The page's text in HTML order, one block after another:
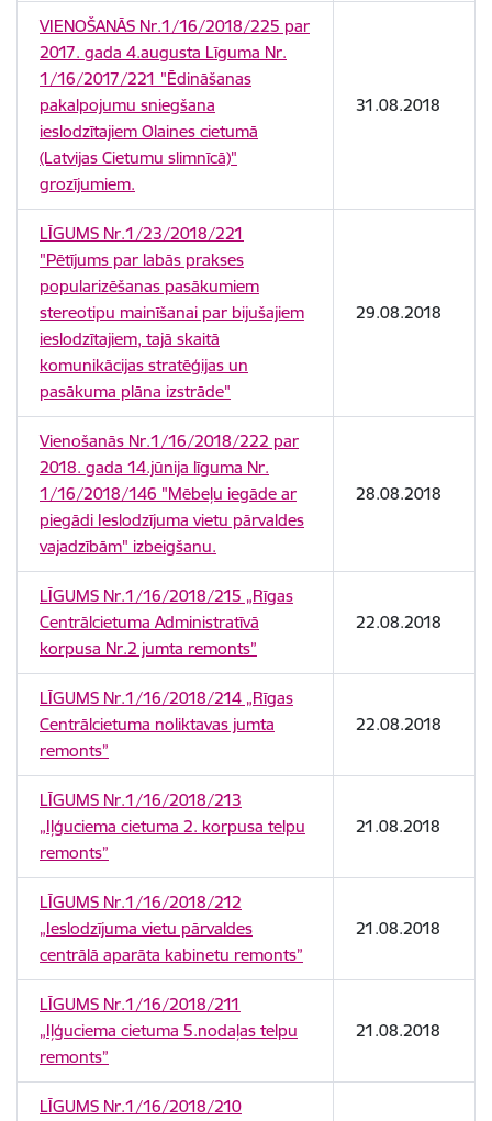
VIENOŠANĀS Nr.1/16/2018/225 par
2017. gada 4.augusta Līguma Nr.
1/16/2017/221 "Ēdināšanas
pakalpojumu sniegšana
ieslodzītajiem Olaines cietumā
(Latvijas Cietumu slimnīcā)"
grozījumiem.
31.08.2018
LĪGUMS Nr.1/23/2018/221
"Pētījums par labās prakses
popularizēšanas pasākumiem
stereotipu mainīšanai par bijušajiem
ieslodzītajiem, tajā skaitā
komunikācijas stratēģijas un
pasākuma plāna izstrāde"
29.08.2018
Vienošanās Nr.1/16/2018/222 par
2018. gada 14.jūnija līguma Nr.
1/16/2018/146 "Mēbeļu iegāde ar
piegādi Ieslodzījuma vietu pārvaldes
vajadzībām" izbeigšanu.
28.08.2018
LĪGUMS Nr.1/16/2018/215 „Rīgas
Centrālcietuma Administratīvā
korpusa Nr.2 jumta remonts”
22.08.2018
LĪGUMS Nr.1/16/2018/214 „Rīgas
Centrālcietuma noliktavas jumta
remonts”
22.08.2018
LĪGUMS Nr.1/16/2018/213
„Iļģuciema cietuma 2. korpusa telpu
remonts”
21.08.2018
LĪGUMS Nr.1/16/2018/212
„Ieslodzījuma vietu pārvaldes
centrālā aparāta kabinetu remonts”
21.08.2018
LĪGUMS Nr.1/16/2018/211
„Iļģuciema cietuma 5.nodaļas telpu
remonts”
21.08.2018
LĪGUMS Nr.1/16/2018/210